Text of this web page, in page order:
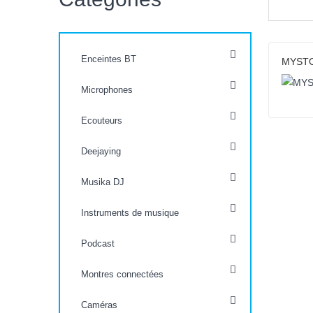
Enceintes BT
Microphones
Ecouteurs
Deejaying
Musika DJ
Instruments de musique
Podcast
Montres connectées
Caméras